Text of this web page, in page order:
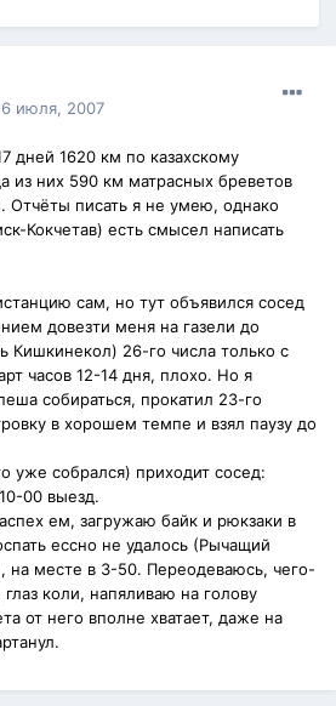
июля, 2007
дней 1620 км по казахскому
из них 590 км матрасных бреветов
Отчёты писать я не умею, однако
Кокчетав) есть смысел написать
сам, но тут объявился сосед
довезти меня на газели до
Кишкинекол) 26-го числа только с
часов 12-14 дня, плохо. Но я
собираться, прокатил 23-го
в хорошем темпе и взял паузу до
уже собрался) приходит сосед:
00 выезд.
ем, загружаю байк и рюкзаки в
ессно не удалось (Рычащий
на месте в 3-50. Переодеваюсь, чего-
коли, напяливаю на голову
от него вполне хватает, даже на